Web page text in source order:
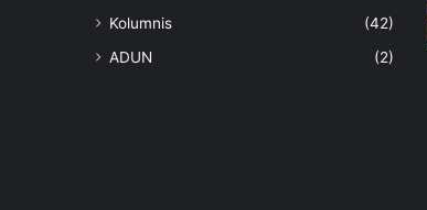
r
i
Kolumnis
(42)
ADUN
(2)